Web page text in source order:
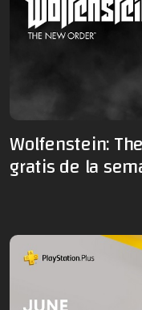
Wolfenstein:
gratis de la